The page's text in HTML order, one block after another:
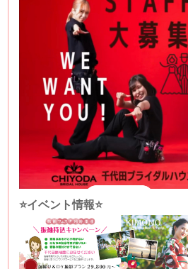
⭐️イベント情報⭐️